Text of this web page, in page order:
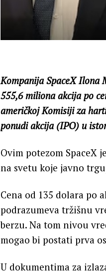
Kompanija SpaceX Ilona
555,6 miliona akcija po
američkoj Komisiji za
ponudi akcija (IPO) u
Ovim potezom SpaceX
na svetu koje javno
Cena od 135 dolara po
podrazumeva tržišnu
berzu. Na tom nivou
mogao bi postati prva
U dokumentima za